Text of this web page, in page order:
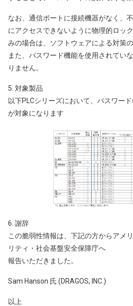
なお、通信ポートに接続機器がなく、
にアクセスできないように物理的ロッ
みの場合は、ソフトウェアによる対策
また、パスワード機能を使用されてい
りません。
5. 対象製品
以下PLCシリーズにおいて、パスワー
が対象になります
6. 謝辞
この脆弱性情報は、下記の方からアメ
リティ・社会基盤安全保障庁へ
報告いただきました。
Sam Hanson 氏 (DRAGOS, INC.)
以上